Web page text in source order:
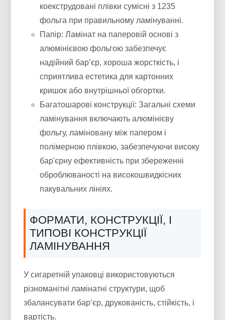
коекструдовані плівки сумісні з 1235
фольга при правильному ламінуванні.
Папір: Ламінат на паперовій основі з
алюмінієвою фольгою забезпечує
надійний бар’єр, хороша жорсткість, і
сприятлива естетика для картонних
кришок або внутрішньої обгортки.
Багатошарові конструкції: Загальні схеми
ламінування включають алюмінієву
фольгу, ламіновану між папером і
полімерною плівкою, забезпечуючи високу
бар'єрну ефективність при збереженні
оброблюваності на високошвидкісних
пакувальних лініях.
ФОРМАТИ, КОНСТРУКЦІЇ, І
ТИПОВІ КОНСТРУКЦІЇ
ЛАМІНУВАННЯ
У сигаретній упаковці використовуються
різноманітні ламінатні структури, щоб
збалансувати бар’єр, друкованість, стійкість, і
вартість.